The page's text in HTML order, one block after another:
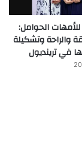
للأمهات الحوامل:
والراحة وتشكيلة
في ترينديول